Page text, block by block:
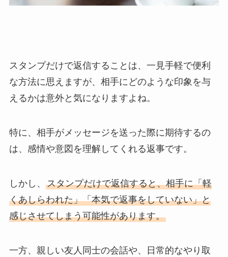
スタンプだけで返信することは、一見手軽で便利
な方法に思えますが、相手にどのような印象を与
えるかは意外と気になりますよね。
特に、相手がメッセージを送った際に期待するの
は、感情や意図を理解してくれる返事です。
しかし、 スタンプだけで返信すると、相手に「軽
くあしらわれた」「本気で返事をしていない」と
感じさせてしまう可能性があります。
一方、親しい友人同士の会話や、日常的なやり取